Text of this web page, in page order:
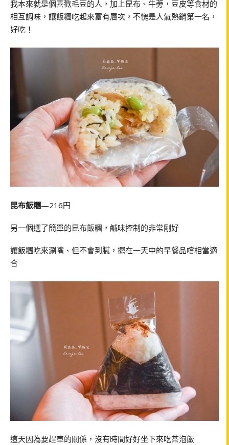
我本來就是個喜歡毛豆的人，加上昆布、牛蒡，豆皮等食材的
相互調味，讓飯糰吃起來富有層次，不愧是人氣熱銷第一名，
好吃！
昆布飯糰—216円
另一個選了簡單的昆布飯糰，鹹味控制的非常剛好
讓飯糰吃來涮嘴、但不會到膩，擺在一天中的早餐品嚐相當適
合
這天因為要趕車的關係，沒有時間好好坐下來吃茶泡飯